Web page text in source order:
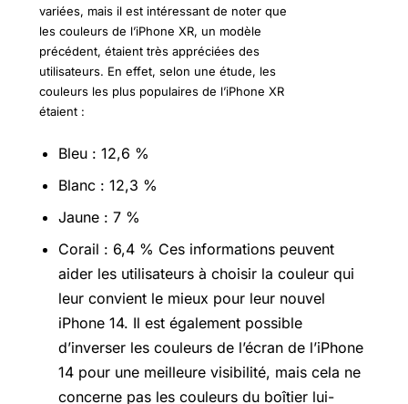
variées, mais il est intéressant de noter que
les couleurs de l’iPhone XR, un modèle
précédent, étaient très appréciées des
utilisateurs. En effet, selon une étude, les
couleurs les plus populaires de l’iPhone XR
étaient :
Bleu : 12,6 %
Blanc : 12,3 %
Jaune : 7 %
Corail : 6,4 % Ces informations peuvent
aider les utilisateurs à choisir la couleur qui
leur convient le mieux pour leur nouvel
iPhone 14. Il est également possible
d’inverser les couleurs de l’écran de l’iPhone
14 pour une meilleure visibilité, mais cela ne
concerne pas les couleurs du boîtier lui-